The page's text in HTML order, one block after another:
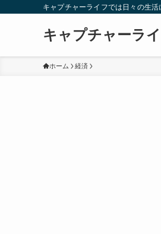
キャプチャーライフでは日々の生
キャプチャーラ
ホーム 経済